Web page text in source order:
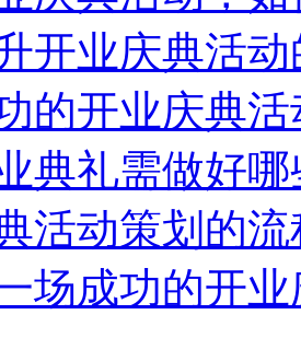
开业庆典活
的开业庆典
典礼需做好
活动策划的
场成功的开